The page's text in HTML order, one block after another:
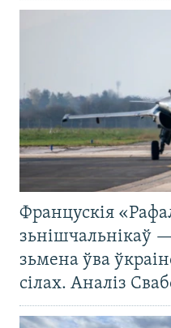
Францускія
зьнішчальнікаў
зьмена ўва
сілах. Аналіз